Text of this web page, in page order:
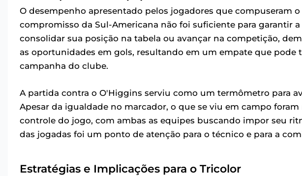
O desempenho apresentado pelos jogadores que compuseram
compromisso da Sul-Americana não foi suficiente para garantir
consolidar sua posição na tabela ou avançar na competição,
as oportunidades em gols, resultando em um empate que pode
campanha do clube.
A partida contra o O'Higgins serviu como um termômetro para
Apesar da igualdade no marcador, o que se viu em campo
controle do jogo, com ambas as equipes buscando impor seu
das jogadas foi um ponto de atenção para o técnico e para a
Estratégias e Implicações para o Tricolor